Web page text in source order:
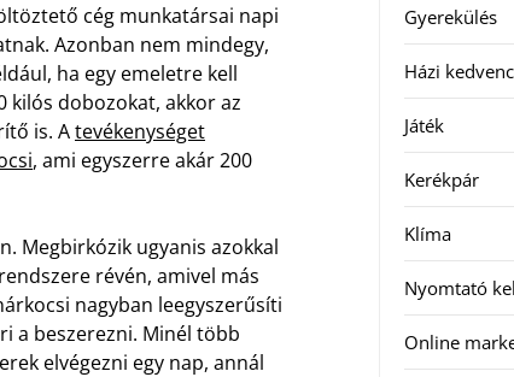
cég munkatársai napi
Azonban nem mindegy,
ha egy emeletre kell
kilós dobozokat, akkor az
is. Atevékenységet
, ami egyszerre akár 200
Megbirkózik ugyanis azokkal
révén, amivel más
nagyban leegyszerűsíti
a beszerezni. Minél több
elvégezni egy nap, annál
Gyerekülés
Házi
Játék
Kerékpár
Klíma
Nyomtató
Online